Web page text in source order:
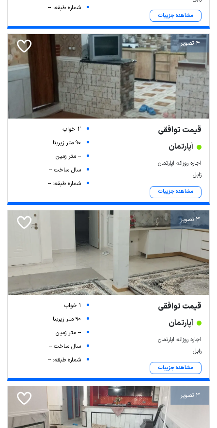
مشاهده جزییات
شماره طبقه: --
4 تصویر
قیمت توافقی
آپارتمان
اجاره روزانه اپارتمان
زابل
مشاهده جزییات
2 خواب
90 متر زیربنا
-- متر زمین
سال ساخت --
شماره طبقه: --
3 تصویر
قیمت توافقی
آپارتمان
اجاره روزانه اپارتمان
زابل
مشاهده جزییات
1 خواب
90 متر زیربنا
-- متر زمین
سال ساخت --
شماره طبقه: --
3 تصویر